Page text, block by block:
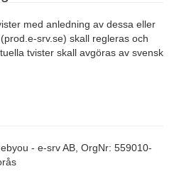
med anledning av dessa eller
srv.se) skall regleras och
tvister skall avgöras av svensk
- e-srv AB, OrgNr: 559010-